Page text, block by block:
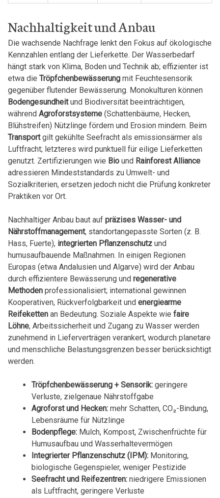
Nachhaltigkeit und Anbau
Die wachsende Nachfrage lenkt den Fokus auf ökologische
Kennzahlen entlang der Lieferkette. Der Wasserbedarf
hängt stark von Klima, Boden und Technik ab; effizienter ist
etwa die Tröpfchenbewässerungmit Feuchtesensorik
gegenüber flutender Bewässerung. Monokulturen können
Bodengesundheitund Biodiversität beeinträchtigen,
während Agroforstsysteme(Schattenbäume, Hecken,
Blühstreifen) Nützlinge fördern und Erosion mindern. Beim
Transportgilt gekühlte Seefracht als emissionsärmer als
Luftfracht; letzteres wird punktuell für eilige Lieferketten
genutzt. Zertifizierungen wie Biound Rainforest Alliance
adressieren Mindeststandards zu Umwelt- und
Sozialkriterien, ersetzen jedoch nicht die Prüfung konkreter
Praktiken vor Ort.
Nachhaltiger Anbau baut auf präzises Wasser- und
Nährstoffmanagement, standortangepasste Sorten (z. B.
Hass, Fuerte), integrierten Pflanzenschutzund
humusaufbauende Maßnahmen. In einigen Regionen
Europas (etwa Andalusien und Algarve) wird der Anbau
durch effizientere Bewässerung und regenerative
Methodenprofessionalisiert; international gewinnen
Kooperativen, Rückverfolgbarkeit und energiearme
Reifekettenan Bedeutung. Soziale Aspekte wie faire
Löhne, Arbeitssicherheit und Zugang zu Wasser werden
zunehmend in Lieferverträgen verankert, wodurch planetare
und menschliche Belastungsgrenzen besser berücksichtigt
werden.
Tröpfchenbewässerung + Sensorik:geringere
Verluste, zielgenaue Nährstoffgabe
Agroforst und Hecken:mehr Schatten, CO₂-Bindung,
Lebensräume für Nützlinge
Bodenpflege:Mulch, Kompost, Zwischenfrüchte für
Humusaufbau und Wasserhaltevermögen
Integrierter Pflanzenschutz (IPM):Monitoring,
biologische Gegenspieler, weniger Pestizide
Seefracht und Reifezentren:niedrigere Emissionen
als Luftfracht, geringere Verluste